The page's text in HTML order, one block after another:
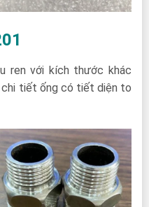
ren với kích thước khác
chi tiết ống có tiết diện to